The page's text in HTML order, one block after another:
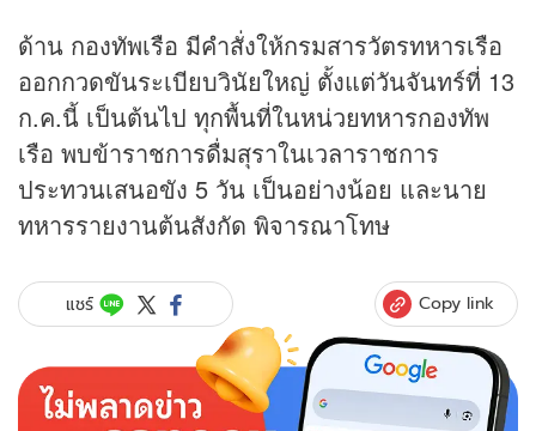
ด้าน กองทัพเรือ มีคำสั่งให้กรมสารวัตรทหารเรือ
ออกกวดขันระเบียบวินัยใหญ่ ตั้งแต่วันจันทร์ที่ 13
ก.ค.นี้ เป็นต้นไป ทุกพื้นที่ในหน่วยทหารกองทัพ
เรือ พบข้าราชการดื่มสุราในเวลาราชการ
ประทวนเสนอขัง 5 วัน เป็นอย่างน้อย และนาย
ทหารรายงานต้นสังกัด พิจารณาโทษ
แชร์ Copy link